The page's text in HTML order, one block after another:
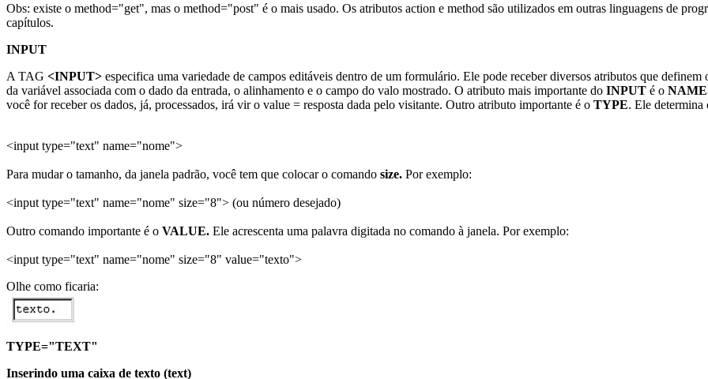
Obs: existe o method="get", mas o method="post" é o mais usado. Os atributos action e method são utilizados em outras linguagens de
capítulos.
INPUT
A TAG <INPUT> especifica uma variedade de campos editáveis dentro de um formulário. Ele pode receber diversos atributos que
da variável associada com o dado da entrada, o alinhamento e o campo do valo mostrado. O atributo mais importante do INPUT é o
você for receber os dados, já, processados, irá vir o value = resposta dada pelo visitante. Outro atributo importante é o TYPE. Ele determina
<input type="text" name="nome">
Para mudar o tamanho, da janela padrão, você tem que colocar o comando size. Por exemplo:
<input type="text" name="nome" size="8"> (ou número desejado)
Outro comando importante é o VALUE. Ele acrescenta uma palavra digitada no comando à janela. Por exemplo:
<input type="text" name="nome" size="8" value="texto">
Olhe como ficaria:
TYPE="TEXT"
Inserindo uma caixa de texto (text)